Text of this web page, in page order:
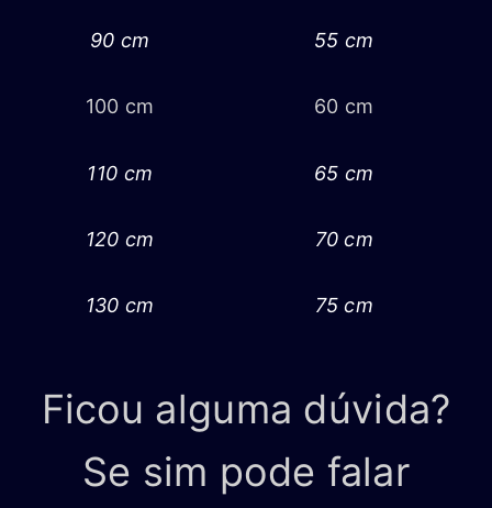
90 cm
100 cm
110 cm
120 cm
130 cm
55 cm
60 cm
65 cm
70 cm
75 cm
Ficou alguma dúvida?
Se sim pode falar